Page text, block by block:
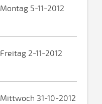
5-11-2012
2-11-2012
31-10-2012